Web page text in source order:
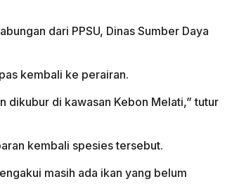
dari PPSU, Dinas Sumber Daya
kembali ke perairan.
dikubur di kawasan Kebon Melati,” tutur
kembali spesies tersebut.
masih ada ikan yang belum